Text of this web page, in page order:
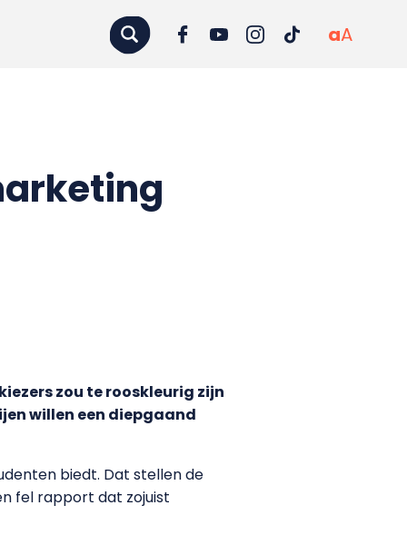
aA
zou te rooskleurig zijn
willen een diepgaand
biedt. Dat stellen de
fel rapport dat zojuist